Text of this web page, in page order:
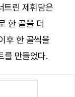
트린 제휘담은
한 골을 더
후 한 골씩을
를 만들었다.